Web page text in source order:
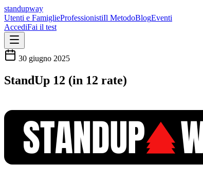
standupway
Utenti e FamiglieProfessionistiIl MetodoBlogEventi
AccediFai il test
30 giugno 2025
StandUp 12 (in 12 rate)